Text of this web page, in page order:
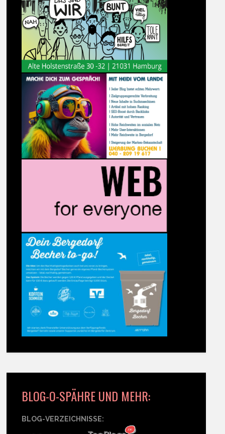
BLOG-O-SPÄHRE UND MEHR:
BLOG-VERZEICHNISSE: